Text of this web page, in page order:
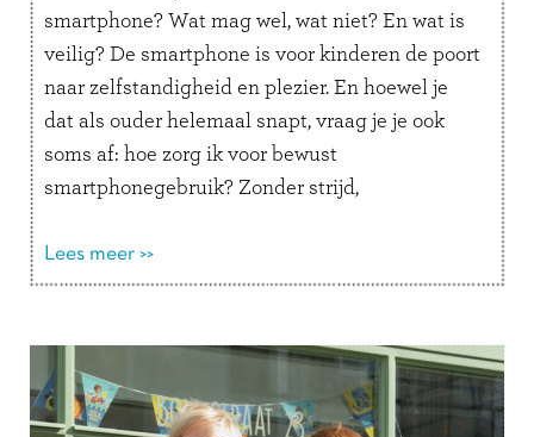
smartphone? Wat mag wel, wat niet? En wat is
veilig? De smartphone is voor kinderen de poort
naar zelfstandigheid en plezier. En hoewel je
dat als ouder helemaal snapt, vraag je je ook
soms af: hoe zorg ik voor bewust
smartphonegebruik? Zonder strijd,
Lees meer >>